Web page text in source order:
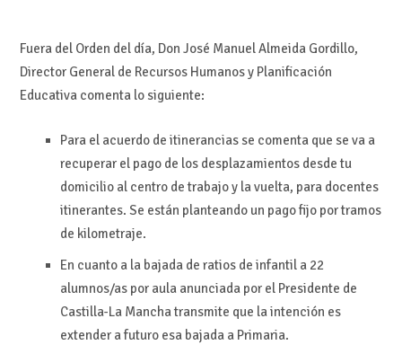
Fuera del Orden del día, Don José Manuel Almeida Gordillo,
Director General de Recursos Humanos y Planificación
Educativa comenta lo siguiente:
Para el acuerdo de itinerancias se comenta que se va a
recuperar el pago de los desplazamientos desde tu
domicilio al centro de trabajo y la vuelta, para docentes
itinerantes. Se están planteando un pago fijo por tramos
de kilometraje.
En cuanto a la bajada de ratios de infantil a 22
alumnos/as por aula anunciada por el Presidente de
Castilla-La Mancha transmite que la intención es
extender a futuro esa bajada a Primaria.